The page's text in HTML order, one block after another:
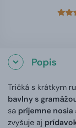
Popis
Tričká s krátkym
bavlny s
sa príjemne nosia
zvyšuje aj